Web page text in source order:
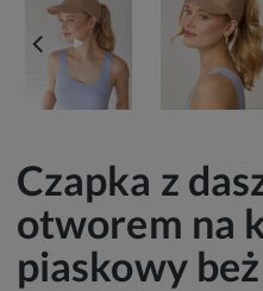
▶
Czapka z
otworem na
piaskowy beż